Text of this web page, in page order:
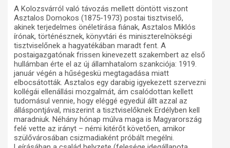
A Kolozsvárról való távozás mellett döntött viszont
Asztalos Domokos (1875-1973) postai tisztviselő,
akinek terjedelmes önéletírása fiának, Asztalos Miklós
írónak, történésznek, könyvtári és miniszterelnökségi
tisztviselőnek a hagyatékában maradt fent. A
postaigazgatónak frissen kinevezett szakembert az első
hullámban érte el az új államhatalom szankciója: 1919.
január végén a hűségeskü megtagadása miatt
elbocsátották. Asztalos egy darabig igyekezett szervezni
kollégái ellenállási mozgalmát, ám csalódottan kellett
tudomásul vennie, hogy eléggé egyedül állt azzal az
álláspontjával, miszerint a tisztviselőknek Erdélyben kell
maradniuk. Néhány hónap múlva maga is Magyarország
felé vette az irányt – némi kitérőt követően, amikor
szülővárosában csizmadiaként próbált megélni.